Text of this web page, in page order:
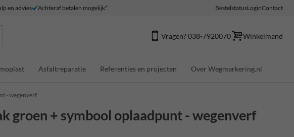
en advies Achteraf betalen mogelijk* BestelstatusLoginContact
Vragen? 038-7920070 Winkelmand
Asfaltreparatie Referenties en projecten Over Wegmarkering.nl
- wegenverf
groen + symbool oplaadpunt - wegenverf